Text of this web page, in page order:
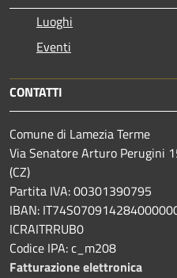
Luoghi
Eventi
CONTATTI
Comune di Lamezia Terme
Via Senatore Arturo Perugini
(CZ)
Partita IVA: 00301390795
IBAN:
ICRAITRRUB0
Codice IPA: c_m208
Fatturazione elettronica